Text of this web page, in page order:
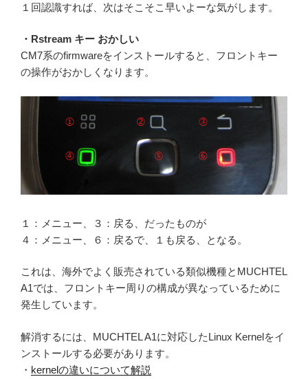
１回認識すれば、次はそこそこ早いよーな気がします。
・Rstream キー おかしい
CM7系のfirmwareをインストールすると、フロントキー
の操作がおかしくなります。
１：メニュー、３：戻る、だったものが
４：メニュー、６：戻るで、１も戻る、となる。
これは、海外でよく販売されている類似機種とMUCHTEL
A1では、フロントキー周りの構成が異なっているために
発生しています。
解消するには、MUCHTEL A1に対応したLinux Kernelをイ
ンストールする必要があります。
・ kernelの違いについて解説